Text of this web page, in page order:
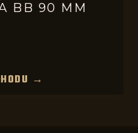
BB 90 MM
→